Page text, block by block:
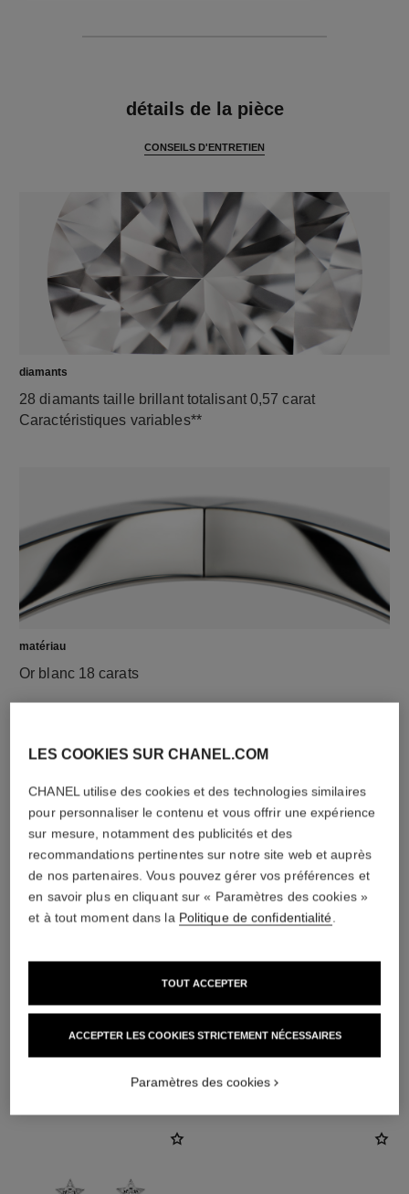
détails de la pièce
CONSEILS D'ENTRETIEN
diamants
28 diamants taille brillant totalisant 0,57 carat
Caractéristiques variables**
matériau
Or blanc 18 carats
fermoir
Fermoirs à clip avec tiges amovibles pour oreilles
boutique. Pour ne pas les fragiliser, limitez l’opération.
DÉCOUVREZ AUSSI
LES COOKIES SUR CHANEL.COM
CHANEL utilise des cookies et des technologies similaires
pour personnaliser le contenu et vous offrir une expérience
sur mesure, notamment des publicités et des
recommandations pertinentes sur notre site web et auprès
de nos partenaires. Vous pouvez gérer vos préférences et
en savoir plus en cliquant sur « Paramètres des cookies »
et à tout moment dans la Politique de confidentialité.
ACCEPTER LES COOKIES STRICTEMENT NÉCESSAIRES
TOUT ACCEPTER
Paramètres des cookies